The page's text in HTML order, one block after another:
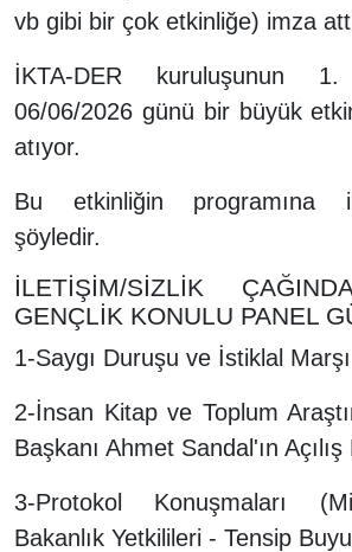
vb gibi bir çok etkinliğe) imza
İKTA-DER kuruluşunun 1.
06/06/2026 günü bir büyük
atıyor.
Bu etkinliğin programına
şöyledir.
İLETİŞİM/SİZLİK
GENÇLİK KONULU PANEL
1-Saygı Duruşu ve İstiklal Marşı
2-İnsan Kitap ve Toplum
Başkanı Ahmet Sandal'ın
3-Protokol Konuşmaları
Bakanlık Yetkilileri - Tensip